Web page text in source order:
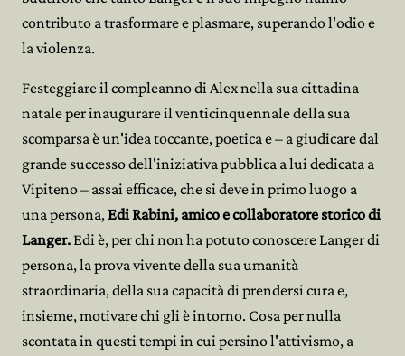
contributo a trasformare e plasmare, superando l'odio e
la violenza.
Festeggiare il compleanno di Alex nella sua cittadina
natale per inaugurare il venticinquennale della sua
scomparsa è un'idea toccante, poetica e – a giudicare dal
grande successo dell'iniziativa pubblica a lui dedicata a
Vipiteno – assai efficace, che si deve in primo luogo a
una persona,Edi Rabini, amico e collaboratore storico di
Langer.Edi è, per chi non ha potuto conoscere Langer di
persona, la prova vivente della sua umanità
straordinaria, della sua capacità di prendersi cura e,
insieme, motivare chi gli è intorno. Cosa per nulla
scontata in questi tempi in cui persino l'attivismo, a